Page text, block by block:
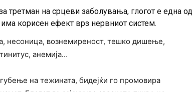
третман на срцеви заболувања, глогот е една од
корисен ефект врз нервниот систем.
несоница, вознемиреност, тешко дишење,
анемија…
на тежината, бидејќи го промовира